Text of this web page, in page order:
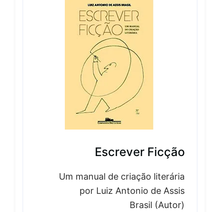
Escrever Ficção
Um manual de criação literária
por Luiz Antonio de Assis
Brasil (Autor)